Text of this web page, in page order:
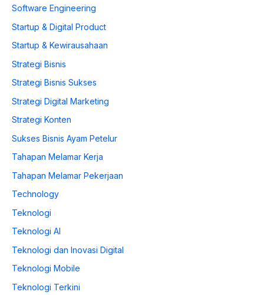
Software Engineering
Startup & Digital Product
Startup & Kewirausahaan
Strategi Bisnis
Strategi Bisnis Sukses
Strategi Digital Marketing
Strategi Konten
Sukses Bisnis Ayam Petelur
Tahapan Melamar Kerja
Tahapan Melamar Pekerjaan
Technology
Teknologi
Teknologi AI
Teknologi dan Inovasi Digital
Teknologi Mobile
Teknologi Terkini